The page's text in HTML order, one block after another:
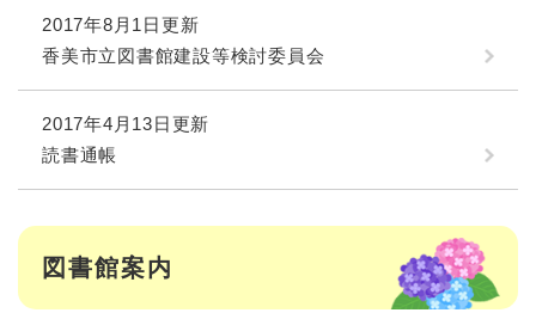
2017年8月1日更新
香美市立図書館建設等検討委員会
2017年4月13日更新
読書通帳
図書館案内